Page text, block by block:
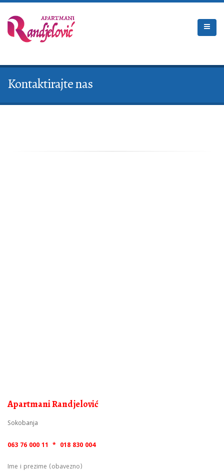
Kontaktirajte nas
Apartmani Randjelović
Sokobanja
063 76 000 11 * 018 830 004
Ime i prezime (obavezno)